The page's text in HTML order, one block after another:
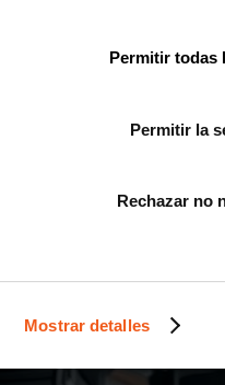
Mostrar detalles
Permitir todas
Permitir la
Rechazar no